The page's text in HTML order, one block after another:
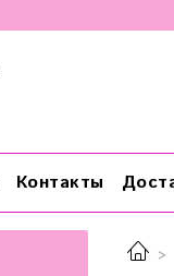
Контакты